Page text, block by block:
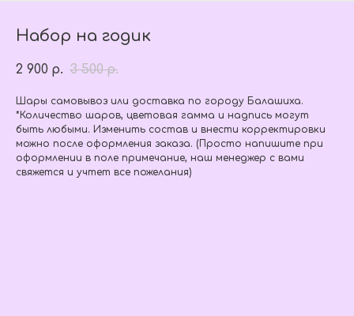
Набор на годик
2 900 р. 3 500 р.
Шары самовывоз или доставка по городу Балашиха.
*Количество шаров, цветовая гамма и надпись могут
быть любыми. Изменить состав и внести корректировки
можно после оформления заказа. (Просто напишите при
оформлении в поле примечание, наш менеджер с вами
свяжется и учтет все пожелания)